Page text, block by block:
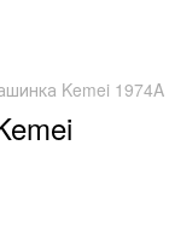
Kemei 1974A